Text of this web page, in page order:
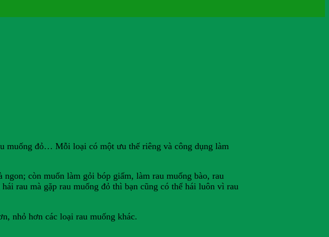
muống đỏ… Mỗi loại có một ưu thế riêng và công dụng làm
còn muốn làm gỏi bóp giấm, làm rau muống bào, rau
rau mà gặp rau muống đỏ thì bạn cũng có thể hái luôn vì rau
nhỏ hơn các loại rau muống khác.